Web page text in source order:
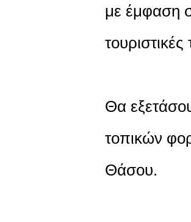
με έμφαση
Θα
τοπικών
Θάσου.